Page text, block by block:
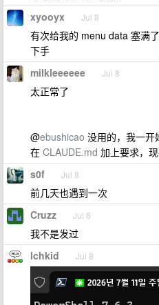
xyooyx Jul 8
有次给我的 menu data 塞满
下手
milkleeeeee Jul 8
太正常了
@ebushicao 没用的，我一开
在 CLAUDE.md 加上要求，
s0f Jul 8
前几天也遇到一次
Cruzz Jul 8
我不是发过
lchkid Jul 8